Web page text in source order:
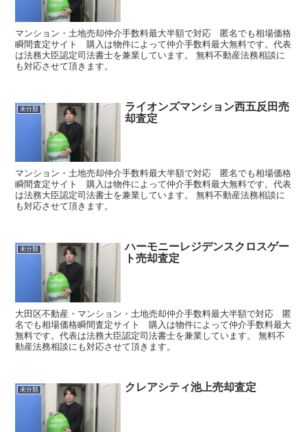
マンション・土地売却仲介手数料最大半額で対応 匿名でも相場価格
瞬間査定サイト 購入は物件によって仲介手数料最大無料です。代表
は法務大臣認定司法書士を兼業しています。 無料不動産法務相談に
も対応させて頂きます。
未分類
ライオンズマンション西五反田売
却査定
マンション・土地売却仲介手数料最大半額で対応 匿名でも相場価格
瞬間査定サイト 購入は物件によって仲介手数料最大無料です。代表
は法務大臣認定司法書士を兼業しています。 無料不動産法務相談に
も対応させて頂きます。
未分類
ハーモニーレジデンスクロスゲー
ト売却査定
大田区不動産・マンション・土地売却仲介手数料最大半額で対応 匿
名でも相場価格瞬間査定サイト 購入は物件によって仲介手数料最大
無料です。代表は法務大臣認定司法書士を兼業しています。 無料不
動産法務相談にも対応させて頂きます。
未分類 クレアシティ池上売却査定